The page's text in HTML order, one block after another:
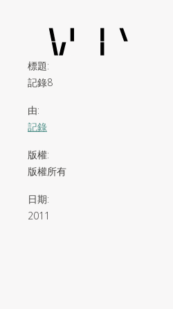
標題:
記錄8
由:
記錄
版權:
版權所有
日期:
2011